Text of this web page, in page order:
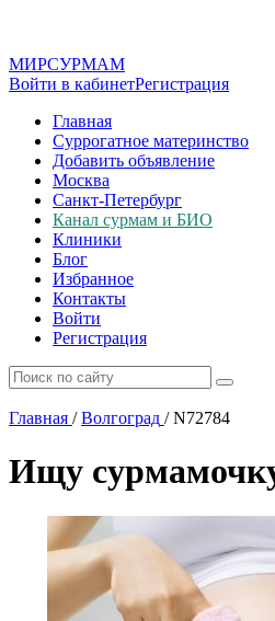
МИРСУРМАМ
Войти в кабинетРегистрация
Главная
Суррогатное материнство
Добавить объявление
Москва
Санкт-Петербург
Канал сурмам и БИО
Клиники
Блог
Избранное
Контакты
Войти
Регистрация
Главная / Волгоград /N72784
Ищу